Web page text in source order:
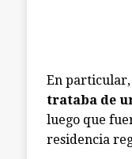
En
trataba de
luego que
residencia